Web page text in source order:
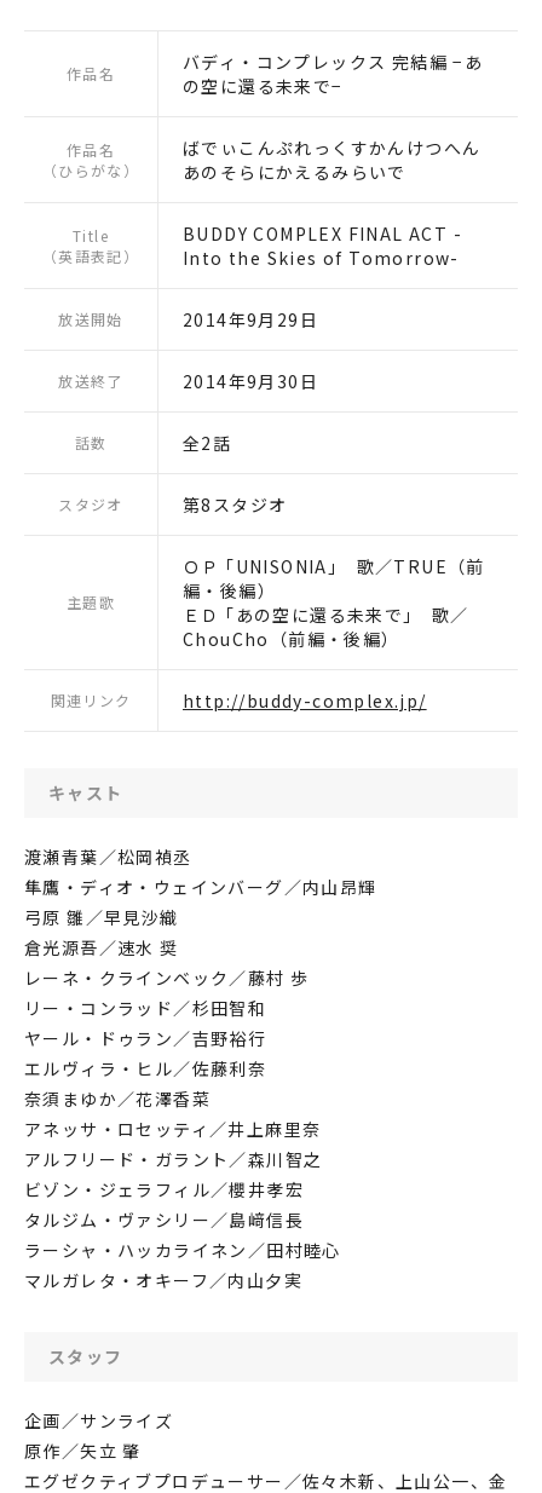
作品名
バディ・コンプレックス 完結編 −あ
の空に還る未来で−
作品名
（ひらがな）
ばでぃこんぷれっくすかんけつへん
あのそらにかえるみらいで
Title
（英語表記）
BUDDY COMPLEX FINAL ACT -
Into the Skies of Tomorrow-
放送開始 2014年9月29日
放送終了 2014年9月30日
話数 全2話
スタジオ 第8スタジオ
主題歌
ＯＰ ｢UNISONIA｣ 歌／TRUE（前
編・後編）
ＥＤ ｢あの空に還る未来で｣ 歌／
ChouCho（前編・後編）
関連リンク http://buddy-complex.jp/
キャスト
渡瀬青葉／松岡禎丞
隼鷹・ディオ・ウェインバーグ／内山昂輝
弓原 雛／早見沙織
倉光源吾／速水 奨
レーネ・クラインベック／藤村 歩
リー・コンラッド／杉田智和
ヤール・ドゥラン／吉野裕行
エルヴィラ・ヒル／佐藤利奈
奈須まゆか／花澤香菜
アネッサ・ロセッティ／井上麻里奈
アルフリード・ガラント／森川智之
ビゾン・ジェラフィル／櫻井孝宏
タルジム・ヴァシリー／島﨑信長
ラーシャ・ハッカライネン／田村睦心
マルガレタ・オキーフ／内山夕実
スタッフ
企画／サンライズ
原作／矢立 肇
エグゼクティブプロデューサー／佐々木新、上山公一、金